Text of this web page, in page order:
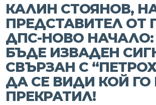
КАЛИН СТОЯНОВ,
ПРЕДСТАВИТЕЛ ОТ
ДПС-НОВО
БЪДЕ ИЗВАДЕН
СВЪРЗАН С
ДА СЕ ВИДИ КОЙ ГО
ПРЕКРАТИЛ!